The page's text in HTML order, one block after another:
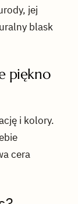
jej
blask
piękno
i kolory.
cera